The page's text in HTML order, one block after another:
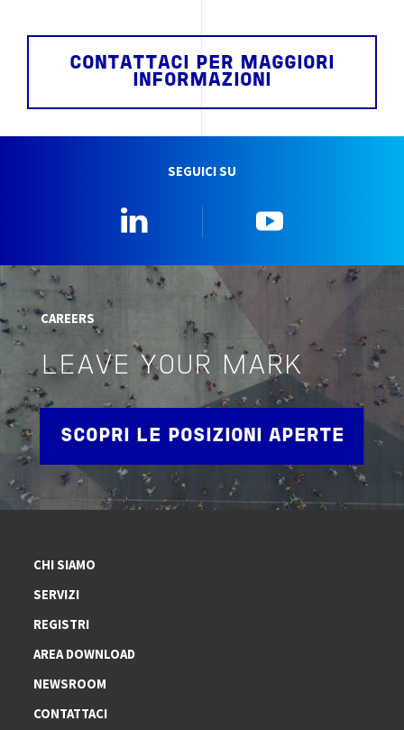
CONTATTACI PER MAGGIORI
INFORMAZIONI
SEGUICI SU
CAREERS
LEAVE YOUR MARK
SCOPRI LE POSIZIONI APERTE
CHI SIAMO
SERVIZI
REGISTRI
AREA DOWNLOAD
NEWSROOM
CONTATTACI